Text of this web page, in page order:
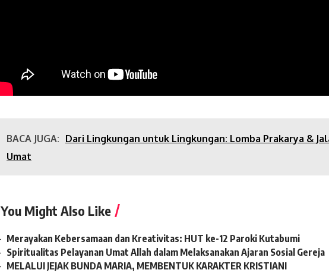
BACA JUGA: Dari Lingkungan untuk Lingkungan: Lomba Prakarya &
Umat
You Might Also Like
Merayakan Kebersamaan dan Kreativitas: HUT ke-12 Paroki Kutabumi
Spiritualitas Pelayanan Umat Allah dalam Melaksanakan Ajaran Sosial Gereja
MELALUI JEJAK BUNDA MARIA, MEMBENTUK KARAKTER KRISTIANI